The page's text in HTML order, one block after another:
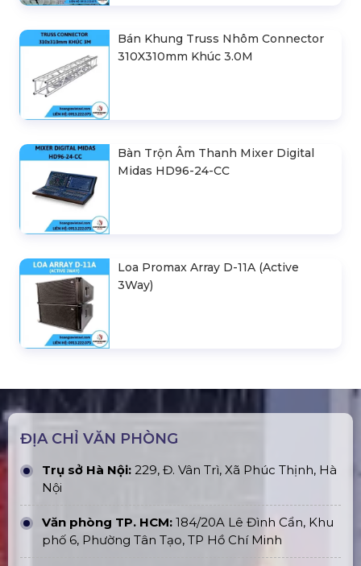
Bán Khung Truss Nhôm Connector
310X310mm Khúc 3.0M
Bàn Trộn Âm Thanh Mixer Digital
Midas HD96-24-CC
Loa Promax Array D-11A (Active
3Way)
ĐỊA CHỈ VĂN PHÒNG
Trụ sở Hà Nội: 229, Đ. Vân Trì, Xã Phúc Thịnh, Hà
Nội
Văn phòng TP. HCM: 184/20A Lê Đình Cẩn, Khu
phố 6, Phường Tân Tạo, TP Hồ Chí Minh